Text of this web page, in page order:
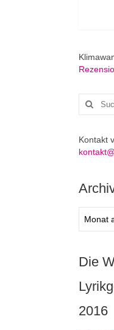
Suchen
nach:
Kontakt
Die
2016